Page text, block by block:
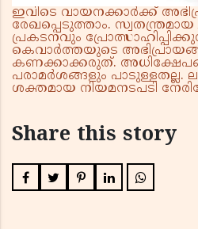
ഇവിടെ വായനക്കാർക്ക്
രേഖപ്പെടുത്താം.
പ്രകടനവും
കെവാർത്തയുടെ
കണക്കാക്കരുത്.
പരാമർശങ്ങളും പാടുള്ളതല്ല.
ശക്തമായ നിയമനടപടി
Share this story